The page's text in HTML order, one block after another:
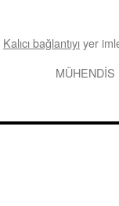
Kalıcı bağlantıyıyer